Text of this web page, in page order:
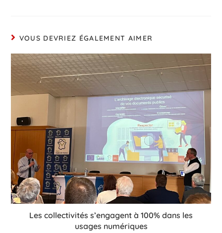
VOUS DEVRIEZ ÉGALEMENT AIMER
Les collectivités s’engagent à 100% dans les
usages numériques